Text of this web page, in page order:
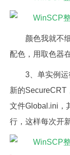
颜色我就不
配色，用取色器
3、单实例
新的SecureCRT
文件Global.ini，
行，这样每次开